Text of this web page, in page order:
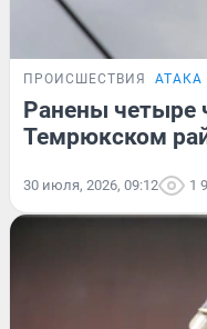
ПРОИСШЕСТВИЯ
Ранены четыре
Темрюкском
30 июля, 2026, 09:12 1